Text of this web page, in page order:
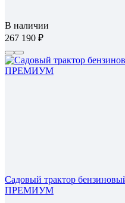
В наличии
267 190
Садовый трактор
ПРЕМИУМ